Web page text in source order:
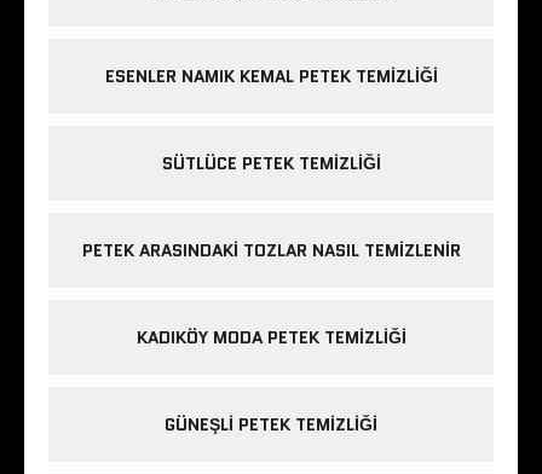
ESENLER NAMIK KEMAL PETEK TEMIZLIĞI
SÜTLÜCE PETEK TEMIZLIĞI
PETEK ARASINDAKI TOZLAR NASIL TEMIZLENIR
KADIKÖY MODA PETEK TEMIZLIĞI
GÜNEŞLI PETEK TEMIZLIĞI